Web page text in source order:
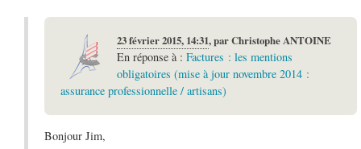
23 février 2015, 14:31,parChristophe ANTOINE
En réponse à : Factures : les mentions
obligatoires (mise à jour novembre 2014 :
assurance professionnelle / artisans)
Bonjour Jim,